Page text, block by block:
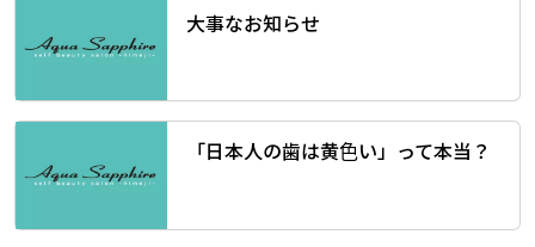
大事なお知らせ
「日本人の歯は黄色い」って本当？